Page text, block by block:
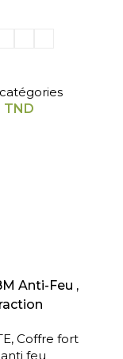
TND
Anti-Feu ,
, Coffre fort
feu